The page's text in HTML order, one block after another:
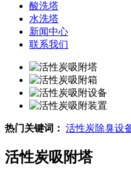
酸洗塔
水洗塔
新闻中心
联系我们
热门关键词： 活性炭除臭设
活性炭吸附塔